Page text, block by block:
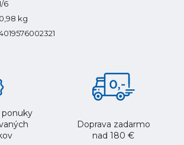
6
0,98 kg
Doprava zadarmo
nad 180 €